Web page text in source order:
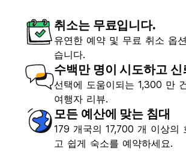
취소는 무료입니다.
유연한 예약 및 무료 취소 옵
습니다.
수백만 명이 시도하고
선택에 도움이되는 1,300 만
여행자 리뷰.
모든 예산에 맞는 침대
179 개국의 17,700 개 이상의
고 쉽게 숙소를 예약하세요.